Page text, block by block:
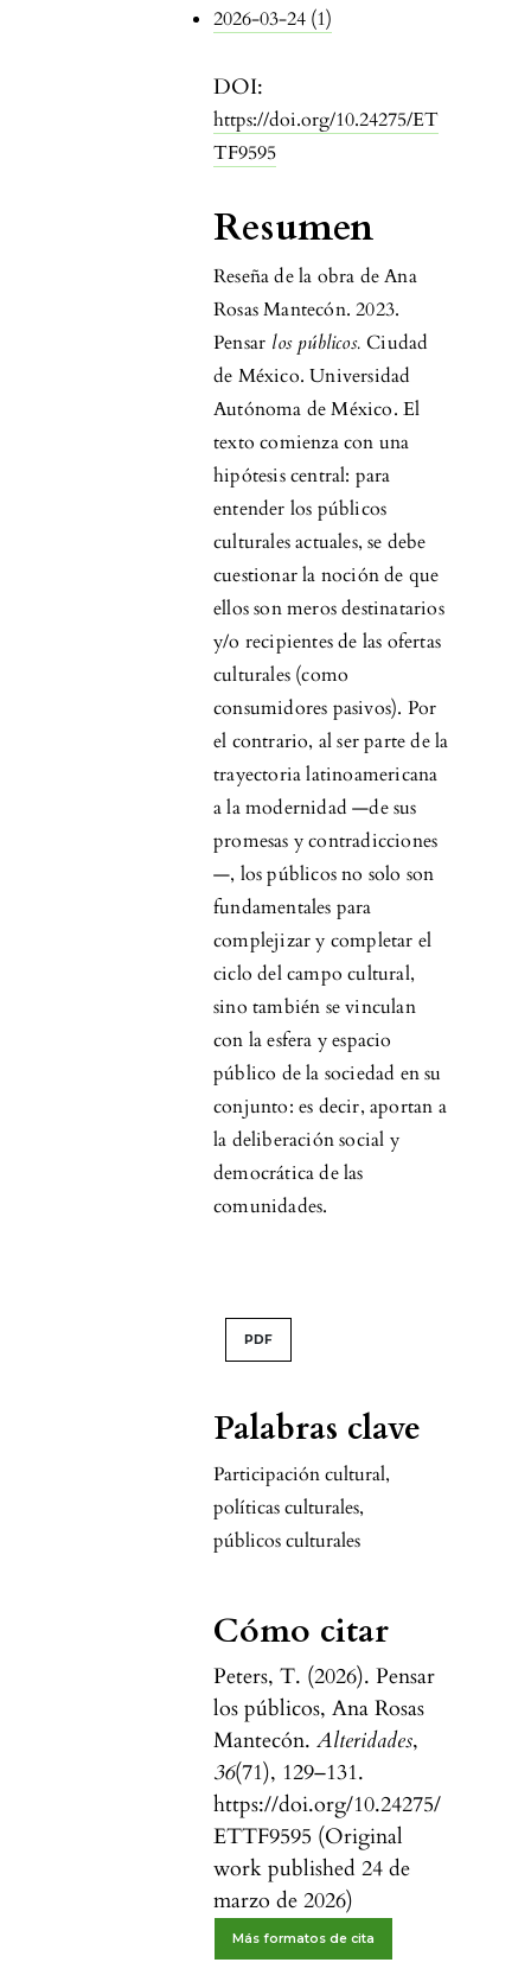
DOI:
https://doi.org/10.24275/ET
TF9595
2026-03-24 (1)
Palabras clave
Participación cultural,
políticas culturales,
públicos culturales
Cómo citar
Peters, T. (2026). Pensar
los públicos, Ana Rosas
Mantecón. Alteridades,
36(71), 129–131.
https://doi.org/10.24275/
ETTF9595 (Original
work published 24 de
marzo de 2026)
Más formatos de cita
Resumen
Reseña de la obra de Ana
Rosas Mantecón. 2023.
Pensar los públicos.Ciudad
de México. Universidad
Autónoma de México. El
texto comienza con una
hipótesis central: para
entender los públicos
culturales actuales, se debe
cuestionar la noción de que
ellos son meros destinatarios
y/o recipientes de las ofertas
culturales (como
consumidores pasivos). Por
el contrario, al ser parte de la
trayectoria latinoamericana
a la modernidad —de sus
promesas y contradicciones
—, los públicos no solo son
fundamentales para
complejizar y completar el
ciclo del campo cultural,
sino también se vinculan
con la esfera y espacio
público de la sociedad en su
conjunto: es decir, aportan a
la deliberación social y
democrática de las
comunidades.
PDF